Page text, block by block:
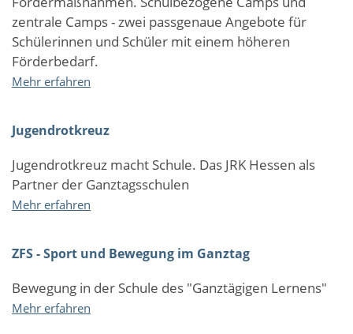
zentrale Camps - zwei passgenaue Angebote für
Schülerinnen und Schüler mit einem höheren
Förderbedarf.
Mehr erfahren
den
–
Ganztägig
den
2016
Jugendrotkreuz
Jugendrotkreuz macht Schule. Das JRK Hessen als
Partner der Ganztagsschulen
Mehr erfahren
ZFS - Sport und Bewegung im Ganztag
Bewegung in der Schule des "Ganztägigen Lernens"
Mehr erfahren